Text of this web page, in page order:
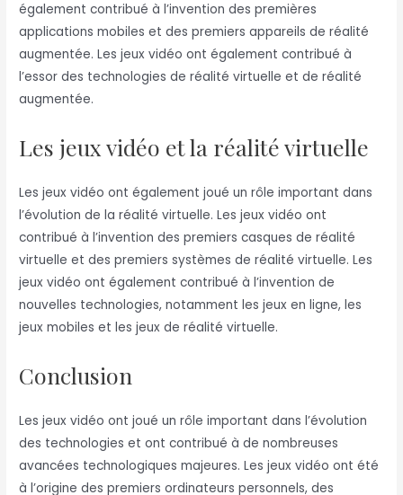
également contribué à l’invention des premières
applications mobiles et des premiers appareils de réalité
augmentée. Les jeux vidéo ont également contribué à
l’essor des technologies de réalité virtuelle et de réalité
augmentée.
Les jeux vidéo et la réalité virtuelle
Les jeux vidéo ont également joué un rôle important dans
l’évolution de la réalité virtuelle. Les jeux vidéo ont
contribué à l’invention des premiers casques de réalité
virtuelle et des premiers systèmes de réalité virtuelle. Les
jeux vidéo ont également contribué à l’invention de
nouvelles technologies, notamment les jeux en ligne, les
jeux mobiles et les jeux de réalité virtuelle.
Conclusion
Les jeux vidéo ont joué un rôle important dans l’évolution
des technologies et ont contribué à de nombreuses
avancées technologiques majeures. Les jeux vidéo ont été
à l’origine des premiers ordinateurs personnels, des